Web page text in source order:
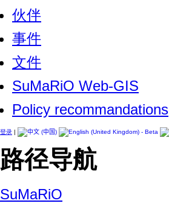
伙伴
事件
文件
SuMaRiO Web-GIS
Policy recommandations
登录 |
路径导航
SuMaRiO